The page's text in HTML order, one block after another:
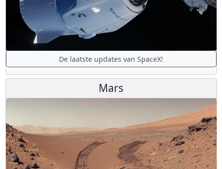
De laatste updates van SpaceX!
Mars